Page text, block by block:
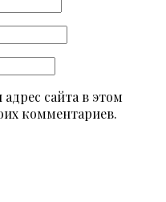
сайта в этом
комментариев.